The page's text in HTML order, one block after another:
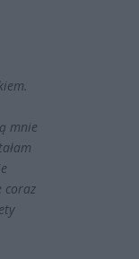
mnie
coraz